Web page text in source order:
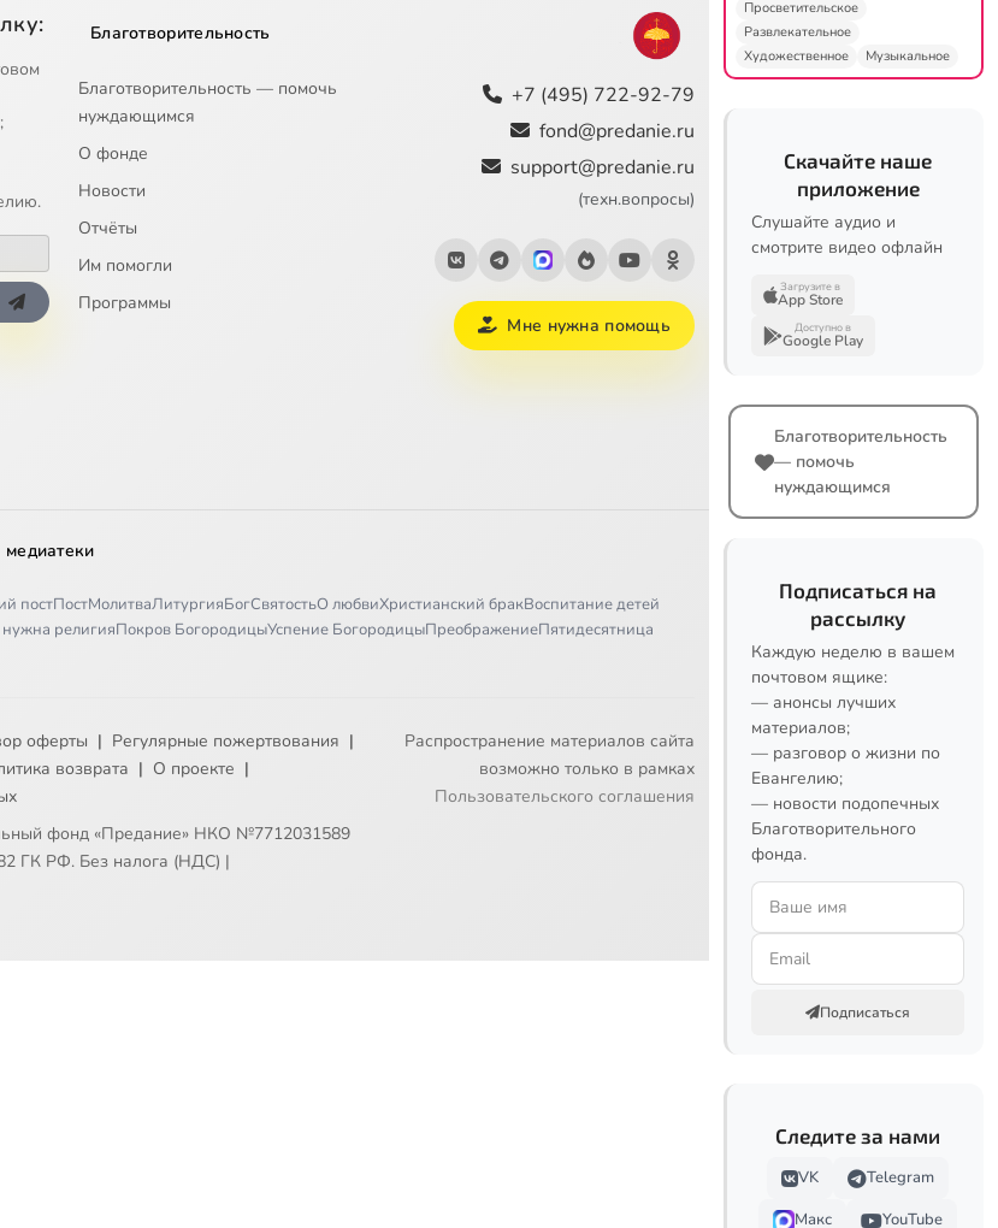
Благотворительность
Благотворительность — помочь
нуждающимся
О фонде
Новости
Отчёты
Им помогли
Программы
+7 (495) 722-92-79
fond@predanie.ru
support@predanie.ru
(техн.вопросы)
Мне нужна помощь
постПостМолитваЛитургияБогСвятостьО любвиХристианский бракВоспитание детей
религияПокров БогородицыУспение БогородицыПреображениеПятидесятница
оферты | Регулярные пожертвования |
возврата | О проекте |
фонд «Предание» НКО №7712031589
ГК РФ. Без налога (НДС) |
Распространение материалов сайта
возможно только в рамках
Пользовательского соглашения
Просветительское
Развлекательное
Художественное
Музыкальное
Скачайте наше
приложение
Слушайте аудио и
смотрите видео офлайн
Загрузите в
App Store
Доступно в
Google Play
Благотворительность
— помочь
нуждающимся
Подписаться на
рассылку
Каждую неделю в вашем
почтовом ящике:
— анонсы лучших
материалов;
— разговор о жизни по
Евангелию;
— новости подопечных
Благотворительного
фонда.
Подписаться
Следите за нами
VK
Telegram
Макс
YouTube